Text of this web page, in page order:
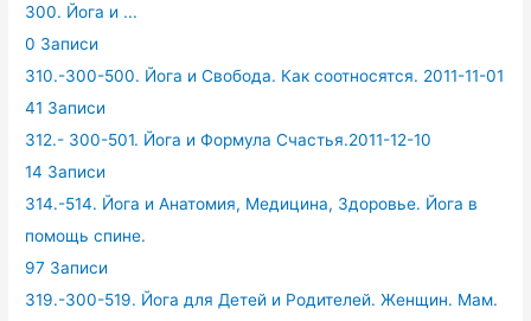
300. Йога и ...
0 Записи
310.-300-500. Йога и Свобода. Как соотносятся. 2011-11-01
41 Записи
312.- 300-501. Йога и Формула Счастья.2011-12-10
14 Записи
314.-514. Йога и Анатомия, Медицина, Здоровье. Йога в
помощь спине.
97 Записи
319.-300-519. Йога для Детей и Родителей. Женщин. Мам.